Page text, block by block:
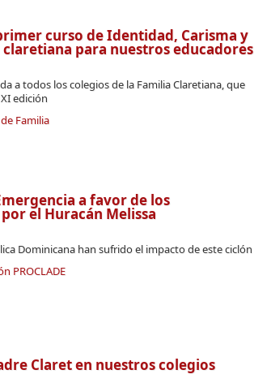
curso de Identidad, Carisma y
para nuestros educadores
a todos los colegios de la Familia Claretiana, que
edición
Familia
a favor de los
el Huracán Melissa
Dominicana han sufrido el impacto de este ciclón
PROCLADE
Claret en nuestros colegios